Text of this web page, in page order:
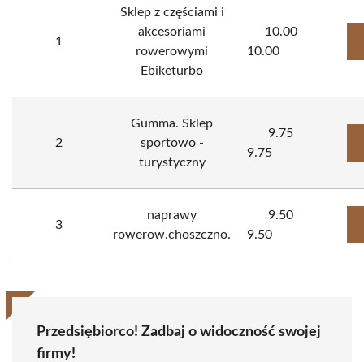
1
Sklep z częściami i
akcesoriami
rowerowymi
Ebiketurbo
10.00
10.00
2
Gumma. Sklep
sportowo -
turystyczny
9.75
9.75
3
naprawy
rowerow.choszczno.
9.50
9.50
Przedsiębiorco! Zadbaj o widoczność swojej
firmy!